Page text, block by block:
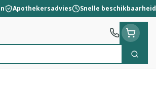
Apothekersadvies Snelle beschikbaarheid
Zoek